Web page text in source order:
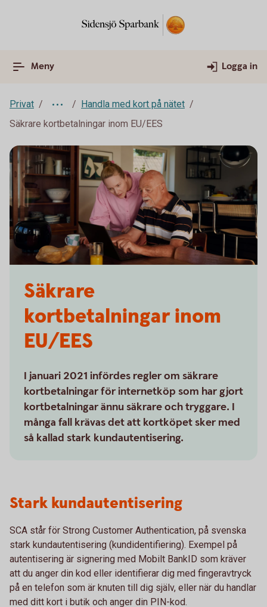
Meny Logga in
Privat
Handla med kort på nätet
Säkrare kortbetalningar inom EU/EES
Säkrare
kortbetalningar inom
EU/EES
I januari 2021 infördes regler om säkrare
kortbetalningar för internetköp som har gjort
kortbetalningar ännu säkrare och tryggare. I
många fall krävas det att kortköpet sker med
så kallad stark kundautentisering.
Stark kundautentisering
SCA står för Strong Customer Authentication, på svenska
stark kundautentisering (kundidentifiering). Exempel på
autentisering är signering med Mobilt BankID som kräver
att du anger din kod eller identifierar dig med fingeravtryck
på en telefon som är knuten till dig själv, eller när du handlar
med ditt kort i butik och anger din PIN-kod.